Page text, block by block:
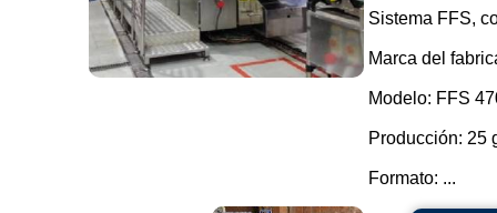
Sistema FFS,
Marca del
Modelo: FFS
Producción: 25
Formato: ...